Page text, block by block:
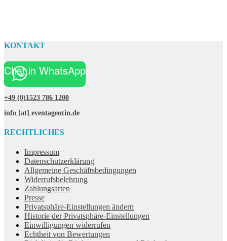
KONTAKT
Chat in WhatsApp
+49 (0)1523 786 1200
info [at] eventagentin.de
RECHTLICHES
Impressum
Datenschutzerklärung
Allgemeine Geschäftsbedingungen
Widerrufsbelehrung
Zahlungsarten
Presse
Privatsphäre-Einstellungen ändern
Historie der Privatsphäre-Einstellungen
Einwilligungen widerrufen
Echtheit von Bewertungen